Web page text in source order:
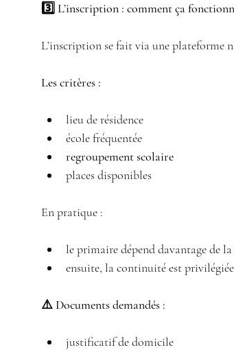
3️⃣ L’inscription : comment ça
L’inscription se fait via une plateforme
Les critères :
lieu de résidence
école fréquentée
regroupement scolaire
places disponibles
En pratique :
le primaire dépend davantage de la
ensuite, la continuité est privilégiée
⚠️ Documents demandés :
justificatif de domicile